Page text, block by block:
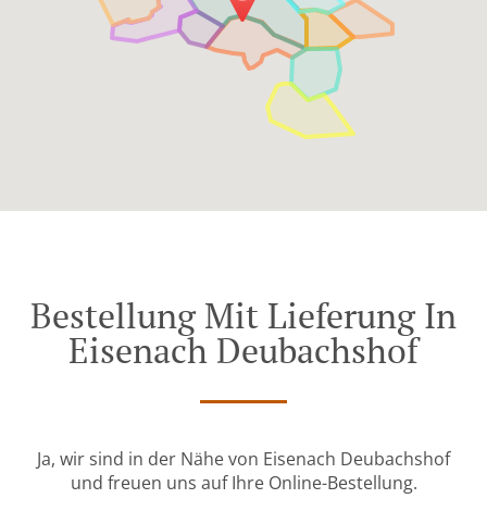
Bestellung Mit Lieferung In
Eisenach Deubachshof
Ja, wir sind in der Nähe von Eisenach Deubachshof
und freuen uns auf Ihre Online-Bestellung.